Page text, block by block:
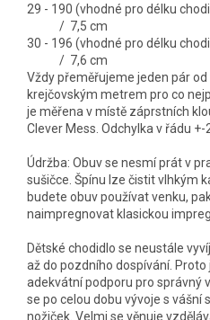
29 - 190 (vhodné pro délku
/ 7,5 cm
30 - 196 (vhodné pro délku
/ 7,6 cm
Vždy přeměřujeme jeden pár
krejčovským metrem pro co
je měřena v místě záprstních
Clever Mess. Odchylka v řádu
Údržba: Obuv se nesmí prát v
sušičce. Špínu lze čistit vlhkým
budete obuv používat venku,
naimpregnovat klasickou
Dětské chodidlo se neustále
až do pozdního dospívání. Proto
adekvátní podporu pro správný
se po celou dobu vývoje s vášní
nožiček. Velmi se věnuje